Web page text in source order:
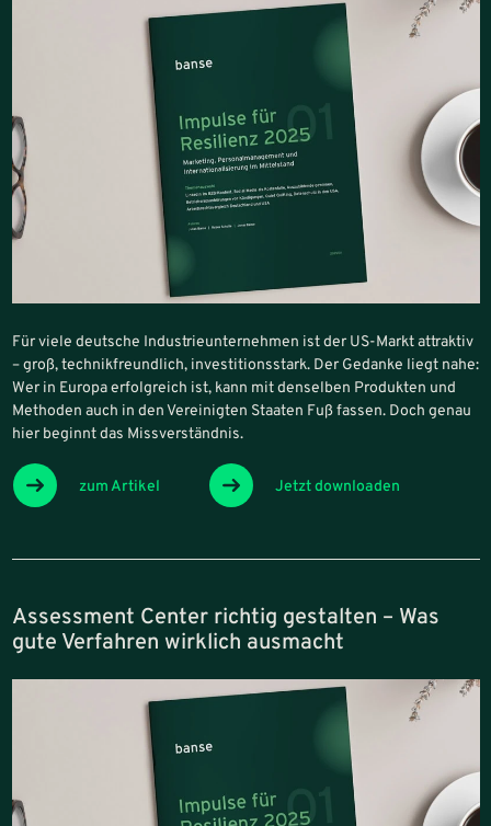
Für viele deutsche Industrieunternehmen ist der US-Markt attraktiv
– groß, technikfreundlich, investitionsstark. Der Gedanke liegt nahe:
Wer in Europa erfolgreich ist, kann mit denselben Produkten und
Methoden auch in den Vereinigten Staaten Fuß fassen. Doch genau
hier beginnt das Missverständnis.
zum Artikel Jetzt downloaden
Assessment Center richtig gestalten – Was
gute Verfahren wirklich ausmacht